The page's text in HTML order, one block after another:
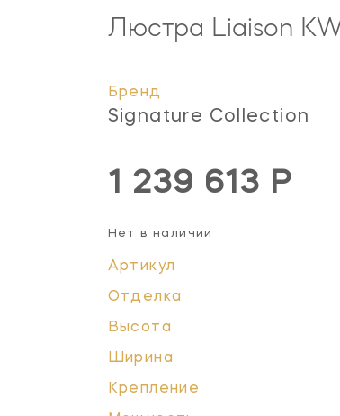
Люстра Liaison
Бренд
Signature Collection
1 239 613 Р
Нет в наличии
Артикул
Отделка
Высота
Ширина
Крепление